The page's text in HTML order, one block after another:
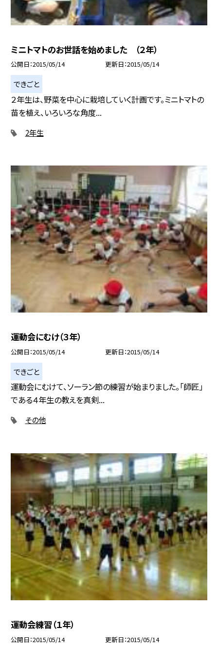
ミニトマトのお世話を始めました （２年）
公開日 2015/05/14 更新日 2015/05/14
できごと
２年生は、野菜を中心に栽培していく計画です。ミニトマトの
苗を植え、いろいろな角度...
2年生
運動会にむけ（３年）
公開日 2015/05/14 更新日 2015/05/14
できごと
運動会にむけて、ソーラン節の練習が始まりました。「師匠」
である４年生の教えを真剣...
その他
運動会練習（１年）
公開日 2015/05/14 更新日 2015/05/14